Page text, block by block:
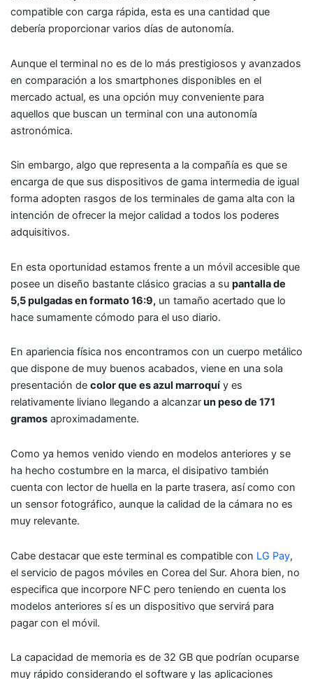
compatible con carga rápida, esta es una cantidad que
debería proporcionar varios días de autonomía.
Aunque el terminal no es de lo más prestigiosos y avanzados
en comparación a los smartphones disponibles en el
mercado actual, es una opción muy conveniente para
aquellos que buscan un terminal con una autonomía
astronómica.
Sin embargo, algo que representa a la compañía es que se
encarga de que sus dispositivos de gama intermedia de igual
forma adopten rasgos de los terminales de gama alta con la
intención de ofrecer la mejor calidad a todos los poderes
adquisitivos.
En esta oportunidad estamos frente a un móvil accesible que
posee un diseño bastante clásico gracias a su pantalla de
5,5 pulgadas en formato 16:9, un tamaño acertado que lo
hace sumamente cómodo para el uso diario.
En apariencia física nos encontramos con un cuerpo metálico
que dispone de muy buenos acabados, viene en una sola
presentación de color que es azul marroquí y es
relativamente liviano llegando a alcanzarun peso de 171
gramos aproximadamente.
Como ya hemos venido viendo en modelos anteriores y se
ha hecho costumbre en la marca, el disipativo también
cuenta con lector de huella en la parte trasera, así como con
un sensor fotográfico, aunque la calidad de la cámara no es
muy relevante.
Cabe destacar que este terminal es compatible con LG Pay,
el servicio de pagos móviles en Corea del Sur. Ahora bien, no
especifica que incorpore NFC pero teniendo en cuenta los
modelos anteriores sí es un dispositivo que servirá para
pagar con el móvil.
La capacidad de memoria es de 32 GB que podrían ocuparse
muy rápido considerando el software y las aplicaciones